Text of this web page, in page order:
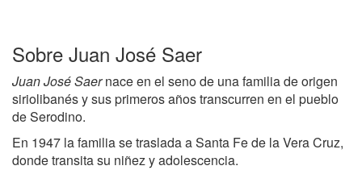
Sobre Juan José Saer
Juan José Saernace en el seno de una familia de origen
siriolibanés y sus primeros años transcurren en el pueblo
de Serodino.
En 1947 la familia se traslada a Santa Fe de la Vera Cruz,
donde transita su niñez y adolescencia.